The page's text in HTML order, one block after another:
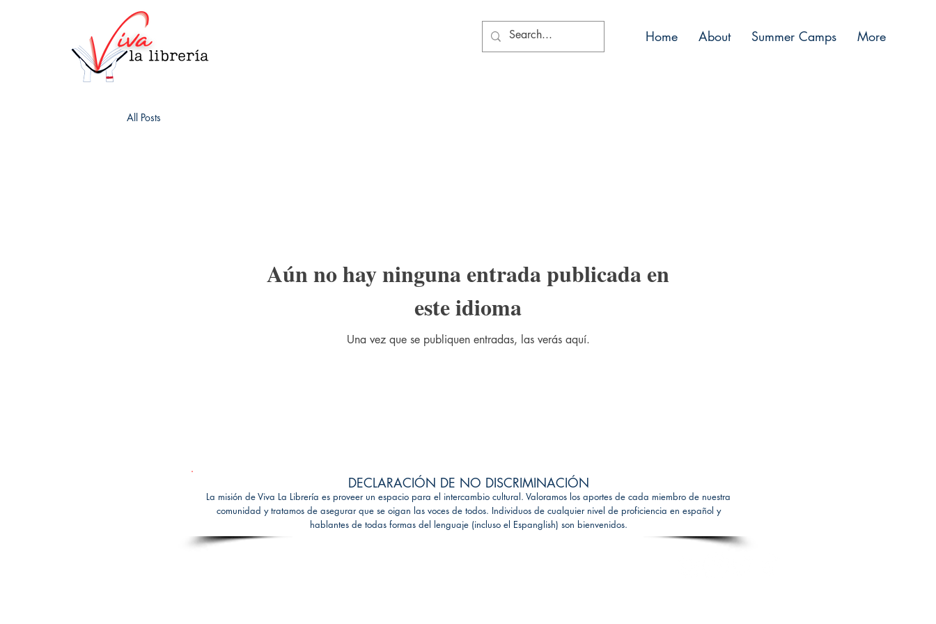
Home About Summer Camps More
All Posts
Aún no hay ninguna entrada publicada en
este idioma
Una vez que se publiquen entradas, las verás aquí.
DECLARACIÓN DE NO DISCRIMINACIÓN
La misión de Viva La Librería es proveer un espacio para el intercambio cultural. Valoramos los aportes de cada miembro de nuestra
comunidad y tratamos de asegurar que se oigan las voces de todos. Individuos de cualquier nivel de proficiencia en español y
hablantes de todas formas del lenguaje (incluso el Espanglish) son bienvenidos.